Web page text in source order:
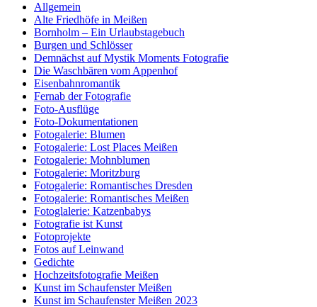
Allgemein
Alte Friedhöfe in Meißen
Bornholm – Ein Urlaubstagebuch
Burgen und Schlösser
Demnächst auf Mystik Moments Fotografie
Die Waschbären vom Appenhof
Eisenbahnromantik
Fernab der Fotografie
Foto-Ausflüge
Foto-Dokumentationen
Fotogalerie: Blumen
Fotogalerie: Lost Places Meißen
Fotogalerie: Mohnblumen
Fotogalerie: Moritzburg
Fotogalerie: Romantisches Dresden
Fotogalerie: Romantisches Meißen
Fotoglalerie: Katzenbabys
Fotografie ist Kunst
Fotoprojekte
Fotos auf Leinwand
Gedichte
Hochzeitsfotografie Meißen
Kunst im Schaufenster Meißen
Kunst im Schaufenster Meißen 2023